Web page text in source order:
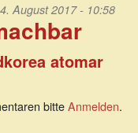
August 2017 - 10:58
atomar
bitteAnmelden.